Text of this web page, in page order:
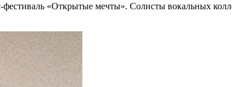
«Открытые мечты». Солисты вокальных